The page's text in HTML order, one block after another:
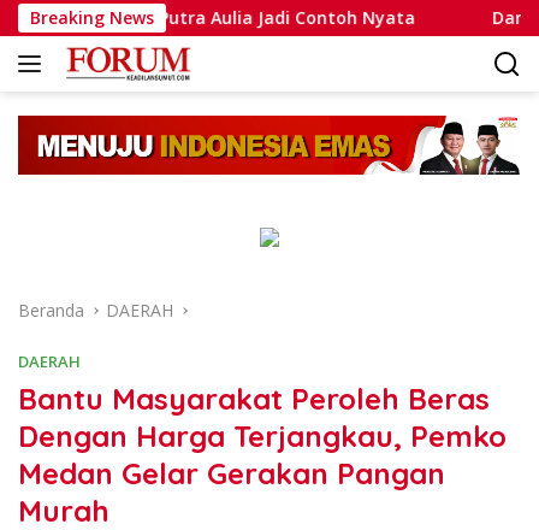
Langsung
ke
konten
Breaking NewsPutra Aulia Jadi Contoh Nyata Dansatlat
Beranda DAERAH
DAERAH
Bantu Masyarakat Peroleh Beras
Dengan Harga Terjangkau, Pemko
Medan Gelar Gerakan Pangan
Murah